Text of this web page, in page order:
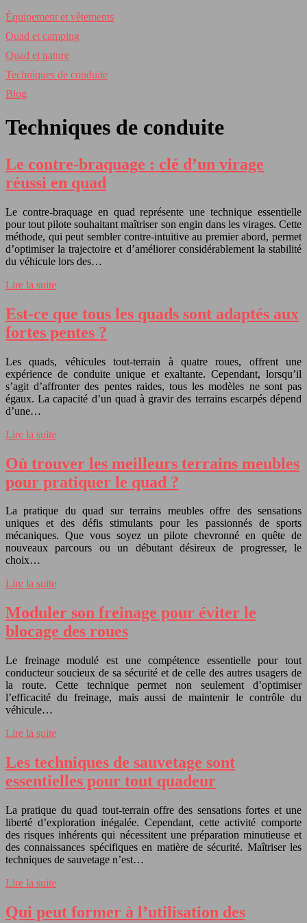
Équipement et vêtements
Quad et camping
Quad et nature
Techniques de conduite
Blog
Techniques de conduite
Le contre-braquage : clé d’un virage
réussi en quad
Le contre-braquage en quad représente une technique essentielle
pour tout pilote souhaitant maîtriser son engin dans les virages. Cette
méthode, qui peut sembler contre-intuitive au premier abord, permet
d’optimiser la trajectoire et d’améliorer considérablement la stabilité
du véhicule lors des…
Lire la suite
Est-ce que tous les quads sont adaptés aux
fortes pentes ?
Les quads, véhicules tout-terrain à quatre roues, offrent une
expérience de conduite unique et exaltante. Cependant, lorsqu’il
s’agit d’affronter des pentes raides, tous les modèles ne sont pas
égaux. La capacité d’un quad à gravir des terrains escarpés dépend
d’une…
Lire la suite
Où trouver les meilleurs terrains meubles
pour pratiquer le quad ?
La pratique du quad sur terrains meubles offre des sensations
uniques et des défis stimulants pour les passionnés de sports
mécaniques. Que vous soyez un pilote chevronné en quête de
nouveaux parcours ou un débutant désireux de progresser, le
choix…
Lire la suite
Moduler son freinage pour éviter le
blocage des roues
Le freinage modulé est une compétence essentielle pour tout
conducteur soucieux de sa sécurité et de celle des autres usagers de
la route. Cette technique permet non seulement d’optimiser
l’efficacité du freinage, mais aussi de maintenir le contrôle du
véhicule…
Lire la suite
Les techniques de sauvetage sont
essentielles pour tout quadeur
La pratique du quad tout-terrain offre des sensations fortes et une
liberté d’exploration inégalée. Cependant, cette activité comporte
des risques inhérents qui nécessitent une préparation minutieuse et
des connaissances spécifiques en matière de sécurité. Maîtriser les
techniques de sauvetage n’est…
Lire la suite
Qui peut former à l’utilisation des